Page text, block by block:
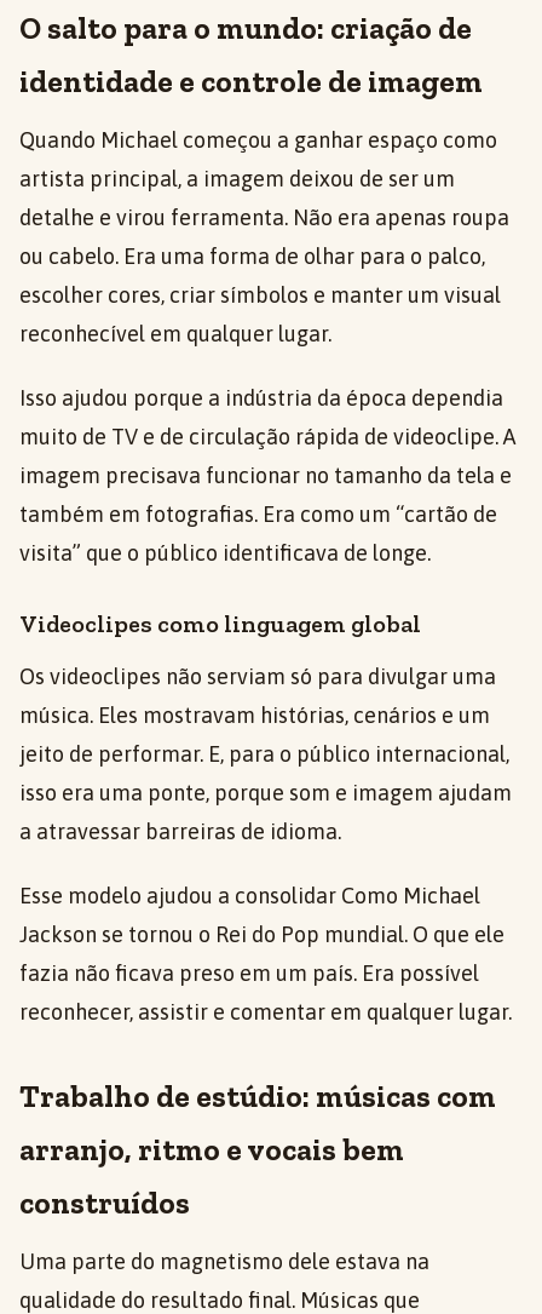
O salto para o mundo: criação de
identidade e controle de imagem
Quando Michael começou a ganhar espaço como
artista principal, a imagem deixou de ser um
detalhe e virou ferramenta. Não era apenas roupa
ou cabelo. Era uma forma de olhar para o palco,
escolher cores, criar símbolos e manter um visual
reconhecível em qualquer lugar.
Isso ajudou porque a indústria da época dependia
muito de TV e de circulação rápida de videoclipe. A
imagem precisava funcionar no tamanho da tela e
também em fotografias. Era como um “cartão de
visita” que o público identificava de longe.
Videoclipes como linguagem global
Os videoclipes não serviam só para divulgar uma
música. Eles mostravam histórias, cenários e um
jeito de performar. E, para o público internacional,
isso era uma ponte, porque som e imagem ajudam
a atravessar barreiras de idioma.
Esse modelo ajudou a consolidar Como Michael
Jackson se tornou o Rei do Pop mundial. O que ele
fazia não ficava preso em um país. Era possível
reconhecer, assistir e comentar em qualquer lugar.
Trabalho de estúdio: músicas com
arranjo, ritmo e vocais bem
construídos
Uma parte do magnetismo dele estava na
qualidade do resultado final. Músicas que